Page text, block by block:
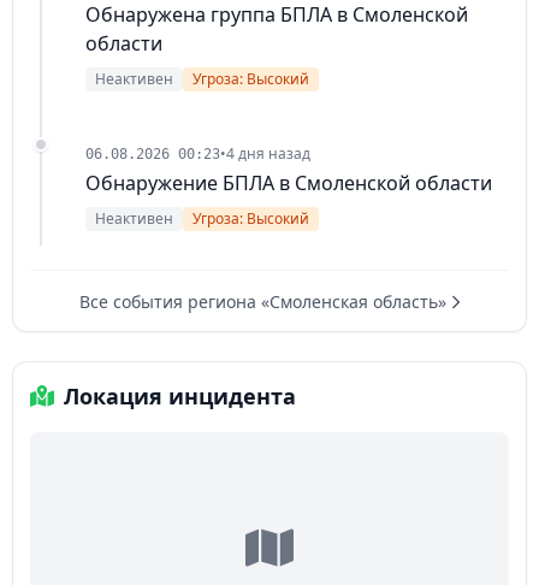
Обнаружена группа БПЛА в Смоленской
области
Неактивен Угроза: Высокий
06.08.2026 00:23•4 дня назад
Обнаружение БПЛА в Смоленской области
Неактивен Угроза: Высокий
Все события региона «Смоленская область»
Локация инцидента